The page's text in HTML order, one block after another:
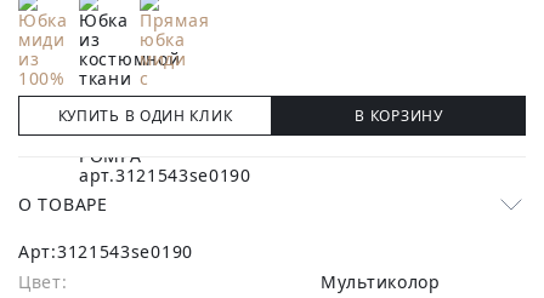
КУПИТЬ В ОДИН КЛИК В КОРЗИНУ
О ТОВАРЕ
Арт:3121543se0190
Цвет:
Мультиколор